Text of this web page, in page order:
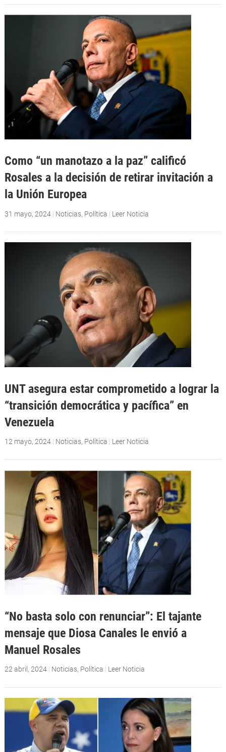
Como “un manotazo a la paz” calificó
Rosales a la decisión de retirar invitación a
la Unión Europea
31 mayo, 2024| Noticias, Política | Leer Noticia
UNT asegura estar comprometido a lograr la
“transición democrática y pacífica” en
Venezuela
12 mayo, 2024| Noticias, Política | Leer Noticia
“No basta solo con renunciar”: El tajante
mensaje que Diosa Canales le envió a
Manuel Rosales
22 abril, 2024| Noticias, Política | Leer Noticia